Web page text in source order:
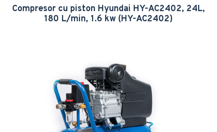
Compresor cu piston Hyundai HY-AC2402, 24L,
180 L/min, 1.6 kw (HY-AC2402)